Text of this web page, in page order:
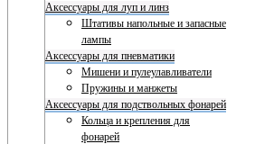
Аксессуары для луп и линз
Штативы напольные и запасные
лампы
Аксессуары для пневматики
Мишени и пулеулавливатели
Пружины и манжеты
Аксессуары для подствольных фонарей
Кольца и крепления для
фонарей